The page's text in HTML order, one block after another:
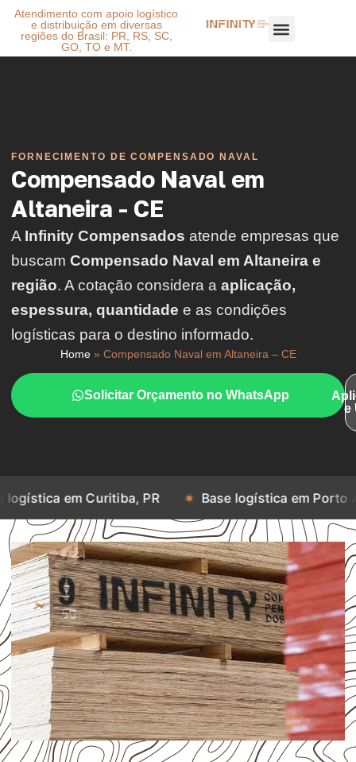
Atendimento com apoio logístico
e distribuição em diversas
regiões do Brasil: PR, RS, SC,
GO, TO e MT.
FORNECIMENTO DE COMPENSADO NAVAL
Compensado Naval em
Altaneira - CE
A Infinity Compensados atende empresas que
buscam Compensado Naval em Altaneira e
região. A cotação considera a aplicação,
espessura, quantidade e as condições
logísticas para o destino informado.
Home» Compensado Naval em Altaneira – CE
Solicitar Orçamento no WhatsApp
e
Curitiba, PR Base logística em Porto Alegre, RS